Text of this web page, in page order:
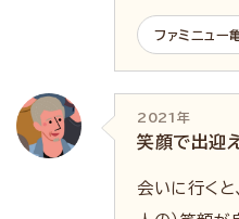
ファミニュー
2021年
笑顔で出迎
会いに行くと